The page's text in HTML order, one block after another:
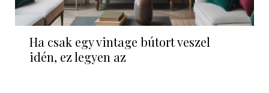
Ha csak egy vintage bútort veszel
idén, ez legyen az